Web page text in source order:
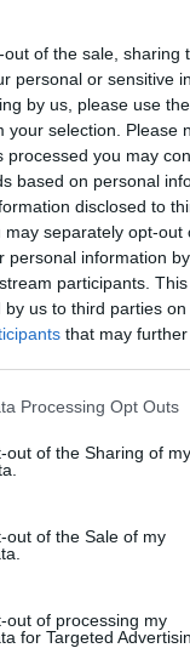
out of the sale, sharing
personal or sensitive
by us, please use
your selection. Please
processed you may
based on personal
disclosed to
may separately opt-out
personal information
participants.
by us to third parties on
that may
website/app uses
visit or usage
to Google and its
below specified
Processing Opt Outs
out of the Sharing of my
out of the Sale of my
out of processing my
for Targeted
képre írott
némileg
igaz?